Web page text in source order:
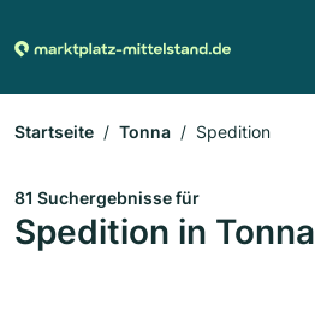
Startseite Tonna Spedition
81 Suchergebnisse für
Spedition in Tonna